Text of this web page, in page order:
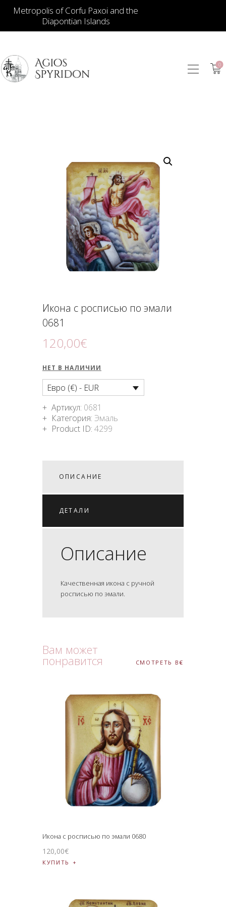
Metropolis of Corfu Paxoi and the
Diapontian Islands
0
ИЕРАТИЧЕСКИЕ
ПРЕДМЕТЫ
СВЕЧИ
СУВЕНИРЫ ДЛЯ
ДОМА
ПОДНОШЕНИЯ
БЛОГ
Икона с росписью по эмали
0681
120,00€
НЕТ В НАЛИЧИИ
Евро (€) - EUR
Артикул: 0681
Категория:Эмаль
Product ID:4299
ОПИСАНИЕ
ДЕТАЛИ
Описание
Качественная икона с ручной
росписью по эмали.
Вам может
понравится СМОТРЕТЬ ВСЕ
Икона с росписью по эмали 0680
120,00€
КУПИТЬ